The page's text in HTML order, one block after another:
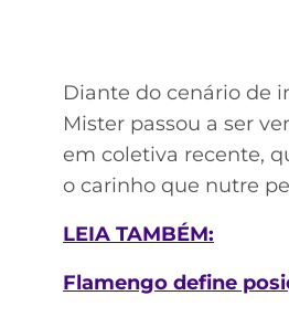
Diante do cenário de
Mister passou a ser
em coletiva recente,
o carinho que nutre
LEIA TAMBÉM:
Flamengo define